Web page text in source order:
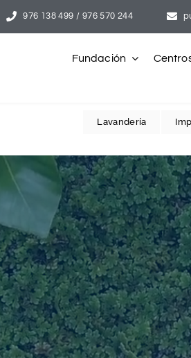
976 138 499 / 976 570 244
Fundación
Lavandería